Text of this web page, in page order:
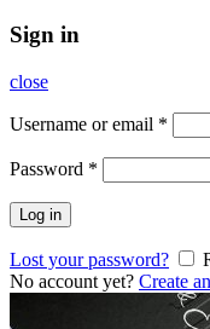
Sign in
close
Username or email *
Password *
Log in
Lost your password?
No account yet? Create